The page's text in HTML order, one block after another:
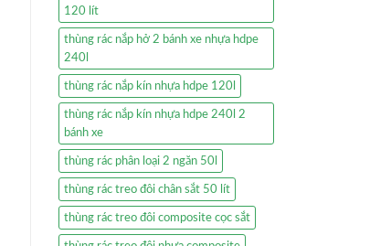
120 lít
thùng rác nắp hở 2 bánh xe nhựa hdpe
240l
thùng rác nắp kín nhựa hdpe 120l
thùng rác nắp kín nhựa hdpe 240l 2
bánh xe
thùng rác phân loại 2 ngăn 50l
thùng rác treo đôi chân sắt 50 lít
thùng rác treo đôi composite cọc sắt